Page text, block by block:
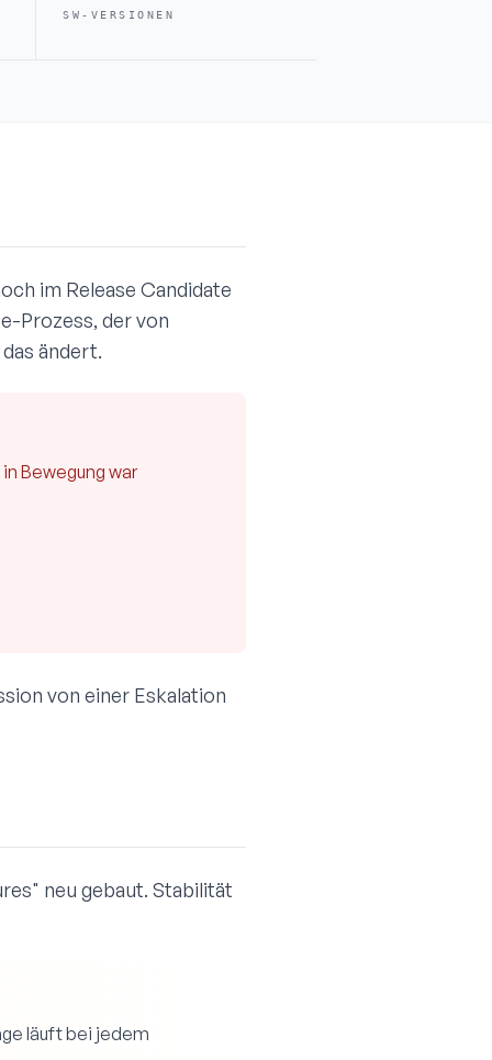
SW-VERSIONEN
im Release Candidate
Prozess, der von
ändert.
Bewegung war
von einer Eskalation
neu gebaut. Stabilität
läuft bei jedem